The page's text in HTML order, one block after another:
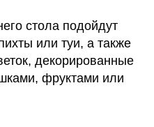
стола подойдут
или туи, а также
декорированные
фруктами или